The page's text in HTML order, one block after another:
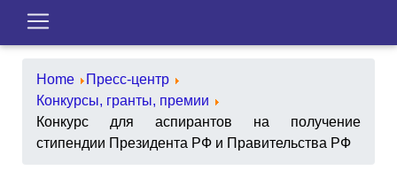
Home
Пресс-центр
Конкурсы, гранты, премии
Конкурс для аспирантов на получение
стипендии Президента РФ и Правительства РФ